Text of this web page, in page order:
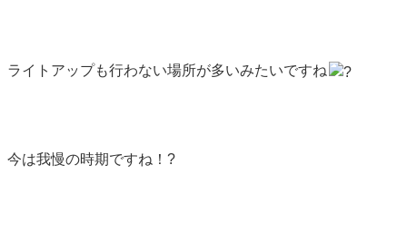
ライトアップも行わない場所が多いみたいですね
今は我慢の時期ですね！?